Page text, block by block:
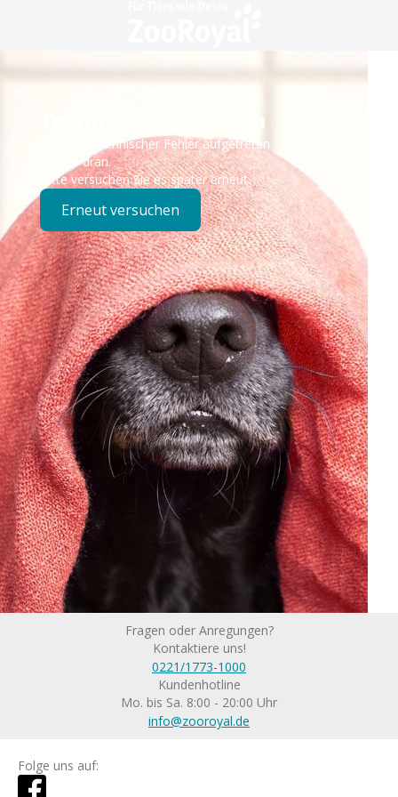
Technisches Problem
Es ist ein technischer Fehler aufgetreten – wir sind
bereits dran.
Bitte versuchen Sie es später erneut.
Erneut versuchen
Fragen oder Anregungen?
Kontaktiere uns!
0221/1773-1000
Kundenhotline
Mo. bis Sa. 8:00 - 20:00 Uhr
info@zooroyal.de
Folge uns auf: